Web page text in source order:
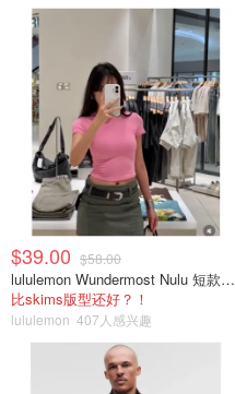
$39.00 $58.00
lululemon Wundermost Nulu 短款圆领T恤
比skims版型还好？！
lululemon 407人感兴趣